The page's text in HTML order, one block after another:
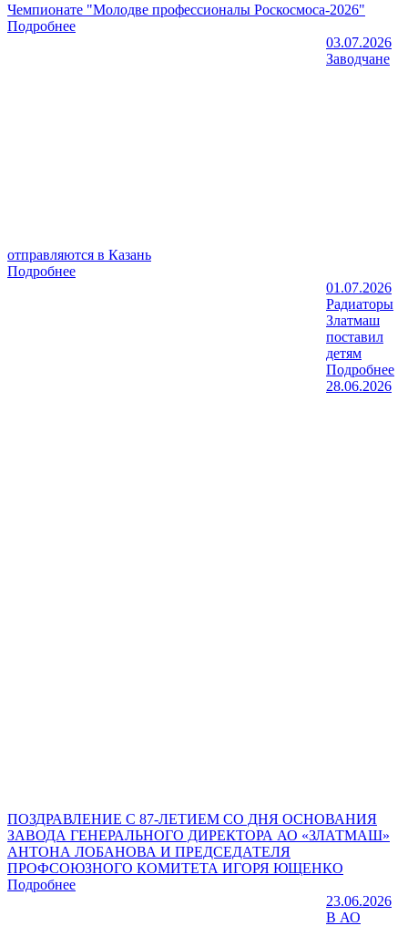
Чемпионате "Молодве профессионалы Роскосмоса-2026"
Подробнее
03.07.2026
Заводчане
отправляются в Казань
Подробнее
01.07.2026
Радиаторы
Златмаш
поставил
детям
Подробнее
28.06.2026
ПОЗДРАВЛЕНИЕ С 87-ЛЕТИЕМ СО ДНЯ ОСНОВАНИЯ
ЗАВОДА ГЕНЕРАЛЬНОГО ДИРЕКТОРА АО «ЗЛАТМАШ»
АНТОНА ЛОБАНОВА И ПРЕДСЕДАТЕЛЯ
ПРОФСОЮЗНОГО КОМИТЕТА ИГОРЯ ЮЩЕНКО
Подробнее
23.06.2026
В АО